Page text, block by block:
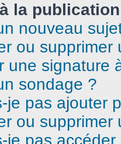
la
nouveau
ou supprimer
une signature
sondage ?
je pas ajouter
ou supprimer
je pas